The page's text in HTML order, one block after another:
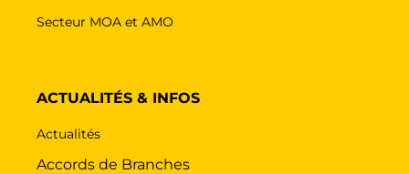
Secteur MOA et AMO
ACTUALITÉS & INFOS
Actualités
Accords de Branches